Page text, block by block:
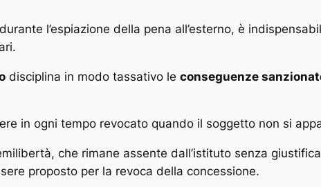
l’espiazione della pena all’esterno, è
disciplina in modo tassativo le conseguenze
in ogni tempo revocato quando il soggetto non si
che rimane assente dall’istituto senza
proposto per la revoca della concessione.